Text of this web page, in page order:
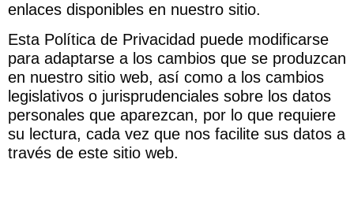
enlaces disponibles en nuestro sitio.
Esta Política de Privacidad puede modificarse
para adaptarse a los cambios que se produzcan
en nuestro sitio web, así como a los cambios
legislativos o jurisprudenciales sobre los datos
personales que aparezcan, por lo que requiere
su lectura, cada vez que nos facilite sus datos a
través de este sitio web.